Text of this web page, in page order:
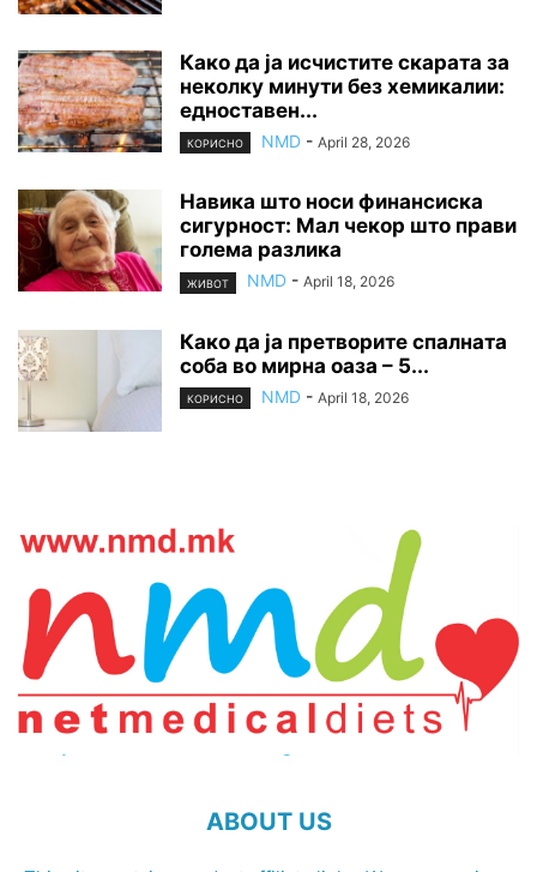
Како да ја исчистите скарата за
неколку минути без хемикалии:
едноставен...
КОРИСНО NMD - April 28, 2026
Навика што носи финансиска
сигурност: Мал чекор што прави
голема разлика
ЖИВОТ NMD - April 18, 2026
Како да ја претворите спалната
соба во мирна оаза – 5...
КОРИСНО NMD - April 18, 2026
ABOUT US